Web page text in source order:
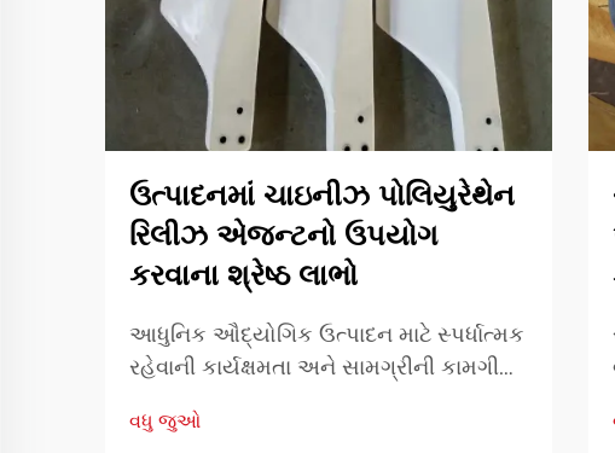
ઉત્પાદનમાં ચાઇનીઝ પોલિયુરેથેન
રિલીઝ એજન્ટનો ઉપયોગ
કરવાના શ્રેષ્ઠ લાભો
આધુનિક ઔદ્યોગિક ઉત્પાદન માટે સ્પર્ધાત્મક
રહેવાની કાર્યક્ષમતા અને સામગ્રીની કામગીરી
આપનારા એક આવશ્યક સાધન છે
વધુ જુઓ